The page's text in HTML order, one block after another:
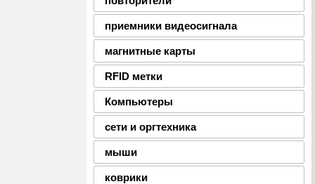
приемники видеосигнала
магнитные карты
RFID метки
Компьютеры
сети и оргтехника
мыши
коврики